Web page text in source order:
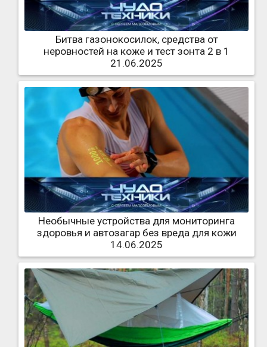
Битва газонокосилок, средства от
неровностей на коже и тест зонта 2 в 1
21.06.2025
Необычные устройства для мониторинга
здоровья и автозагар без вреда для кожи
14.06.2025